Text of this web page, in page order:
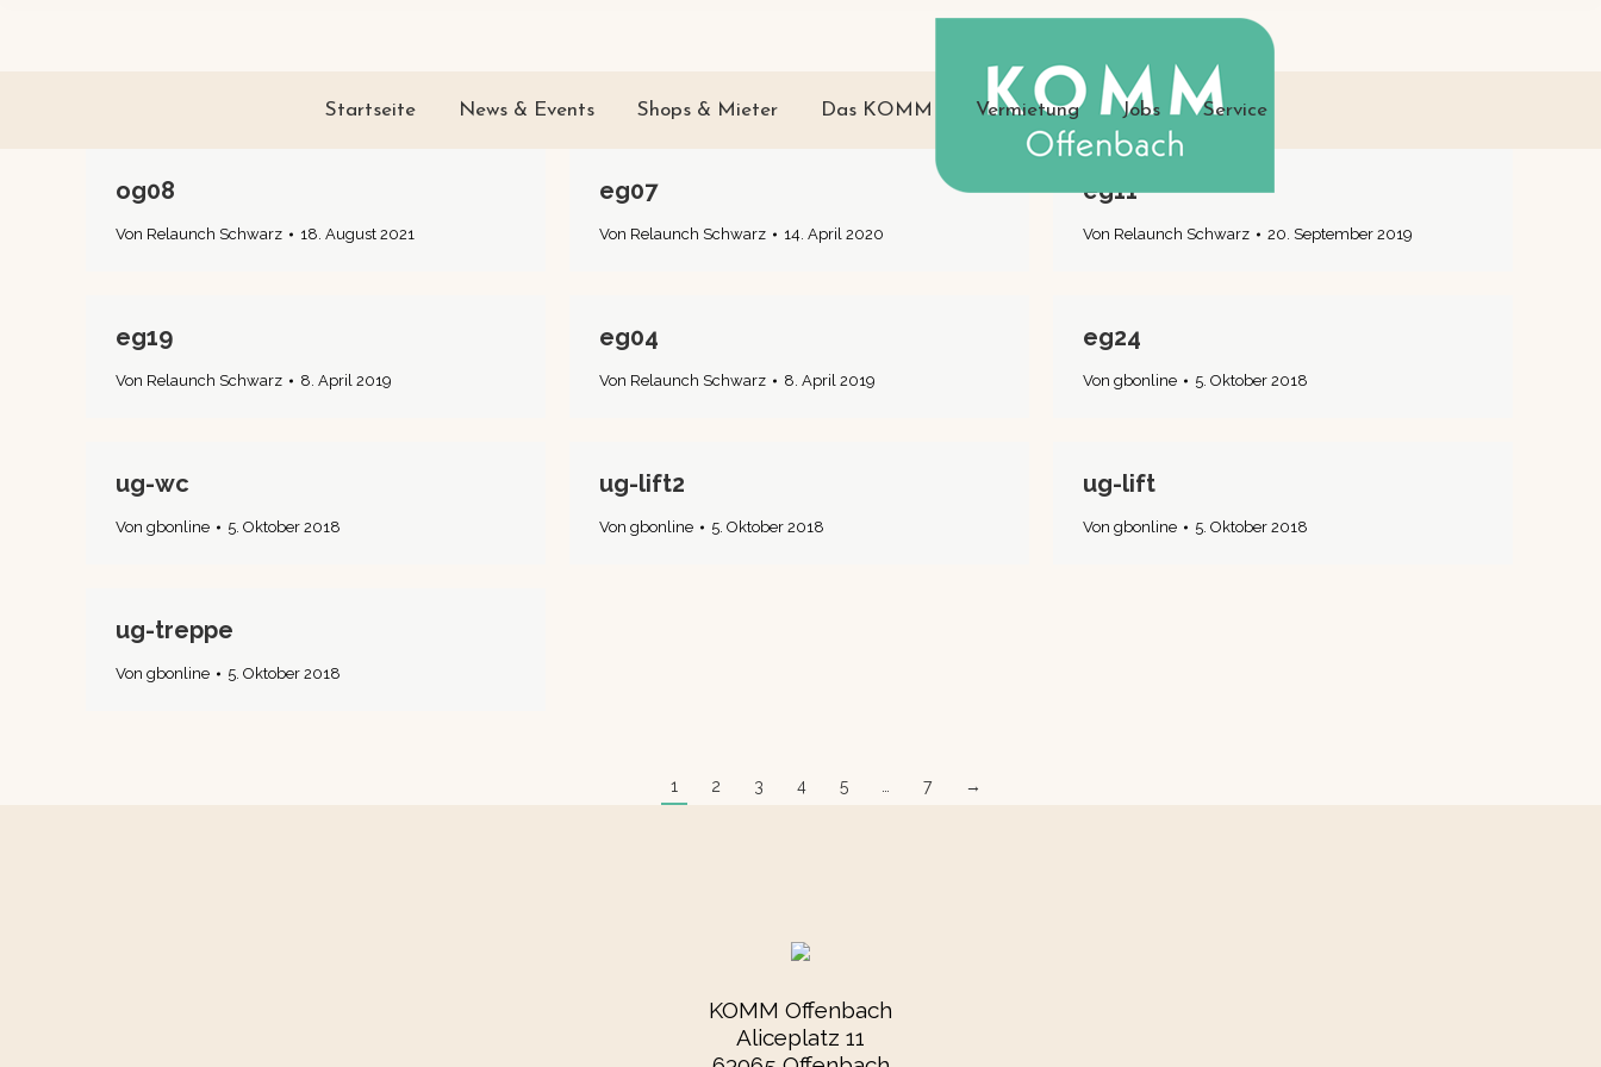
Startseite News & Events Shops & Mieter Das KOMM Vermietung Jobs Service
og08
Von Relaunch Schwarz 18. August 2021
eg07
Von Relaunch Schwarz 14. April 2020
eg11
Von Relaunch Schwarz 20. September 2019
eg19
Von Relaunch Schwarz 8. April 2019
eg04
Von Relaunch Schwarz 8. April 2019
eg24
Von gbonline 5. Oktober 2018
ug-wc
Von gbonline 5. Oktober 2018
ug-lift2
Von gbonline 5. Oktober 2018
ug-lift
Von gbonline 5. Oktober 2018
ug-treppe
Von gbonline 5. Oktober 2018
1 2 3 4 5 7 →
KOMM Offenbach
Aliceplatz 11